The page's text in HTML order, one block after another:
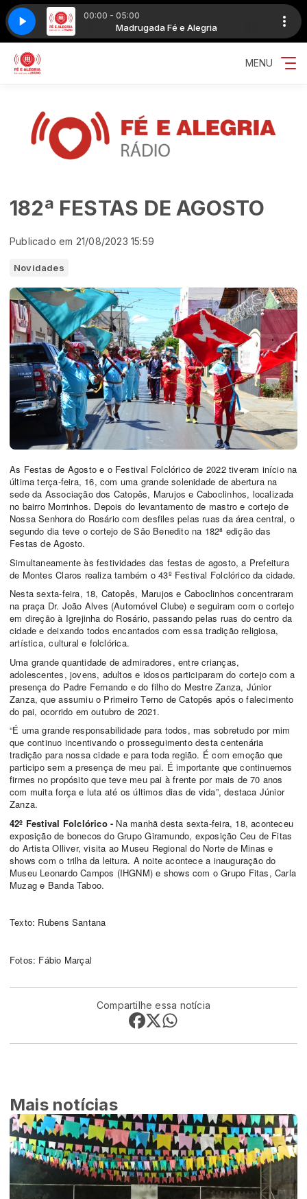
00:00 - 05:00
Madrugada Fé e Alegria
Cara Apaixonado_50k Mumuzinho, Sorriso Maroto - Um Cara
MENU
182ª FESTAS DE AGOSTO
Publicado em 21/08/2023 15:59
Novidades
As Festas de Agosto e o Festival Folclórico de 2022 tiveram início na
última terça-feira, 16, com uma grande solenidade de abertura na
sede da Associação dos Catopês, Marujos e Caboclinhos, localizada
no bairro Morrinhos. Depois do levantamento de mastro e cortejo de
Nossa Senhora do Rosário com desfiles pelas ruas da área central, o
segundo dia teve o cortejo de São Benedito na 182ª edição das
Festas de Agosto.
Simultaneamente às festividades das festas de agosto, a Prefeitura
de Montes Claros realiza também o 43º Festival Folclórico da cidade.
Nesta sexta-feira, 18, Catopês, Marujos e Caboclinhos concentraram
na praça Dr. João Alves (Automóvel Clube) e seguiram com o cortejo
em direção à Igrejinha do Rosário, passando pelas ruas do centro da
cidade e deixando todos encantados com essa tradição religiosa,
artística, cultural e folclórica.
Uma grande quantidade de admiradores, entre crianças,
adolescentes, jovens, adultos e idosos participaram do cortejo com a
presença do Padre Fernando e do filho do Mestre Zanza, Júnior
Zanza, que assumiu o Primeiro Terno de Catopês após o falecimento
do pai, ocorrido em outubro de 2021.
“É uma grande responsabilidade para todos, mas sobretudo por mim
que continuo incentivando o prosseguimento desta centenária
tradição para nossa cidade e para toda região. É com emoção que
participo sem a presença de meu pai. É importante que continuemos
firmes no propósito que teve meu pai à frente por mais de 70 anos
com muita força e luta até os últimos dias de vida”, destaca Júnior
Zanza.
42º Festival Folclórico - Na manhã desta sexta-feira, 18, aconteceu
exposição de bonecos do Grupo Giramundo, exposição Ceu de Fitas
do Artista Olliver, visita ao Museu Regional do Norte de Minas e
shows com o trilha da leitura. A noite acontece a inauguração do
Museu Leonardo Campos (IHGNM) e shows com o Grupo Fitas, Carla
Muzag e Banda Taboo.
Texto: Rubens Santana
Fotos: Fábio Marçal
Compartilhe essa notícia
Mais notícias